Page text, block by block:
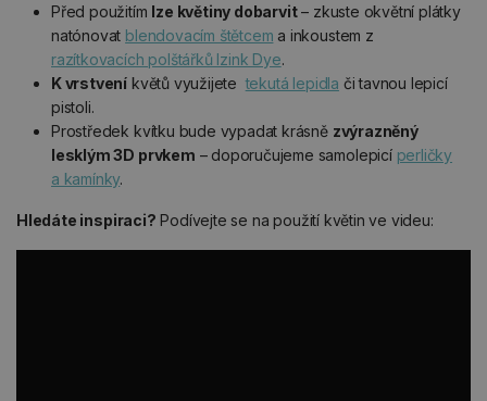
Před použitím lze květiny dobarvit– zkuste okvětní plátky
natónovat blendovacím štětcem a inkoustem z
razítkovacích polštářků Izink Dye.
K vrstvení květů využijetetekutá lepidla či tavnou lepicí
pistoli.
Prostředek kvítku bude vypadat krásně zvýrazněný
lesklým 3D prvkem – doporučujeme samolepicí perličky
a kamínky.
Hledáte inspiraci? Podívejte se na použití květin ve videu: